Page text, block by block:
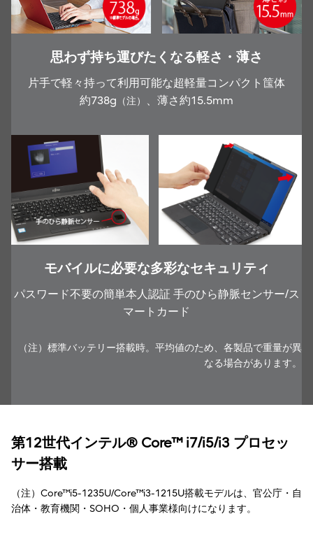
思わず持ち運びたくなる軽さ・薄さ
片手で軽々持って利用可能な超軽量コンパクト筺体
約738g （注） 、薄さ約15.5mm
モバイルに必要な多彩なセキュリティ
パスワード不要の簡単本人認証 手のひら静脈センサー/ス
マートカード
（注）標準バッテリー搭載時。平均値のため、各製品で重量が異
なる場合があります。
第12世代インテル® Core™ i7/i5/i3 プロセッ
サー搭載
（注）Core™i5-1235U/Core™i3-1215U搭載モデルは、官公庁・自
治体・教育機関・SOHO・個人事業様向けになります。